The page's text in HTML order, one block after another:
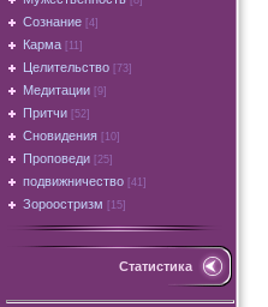
Сознание [4]
Карма [11]
Целительство [73]
Медитации [9]
Притчи [52]
Сновидения [10]
Проповеди [25]
подвижничество [41]
Зороостризм [15]
Статистика